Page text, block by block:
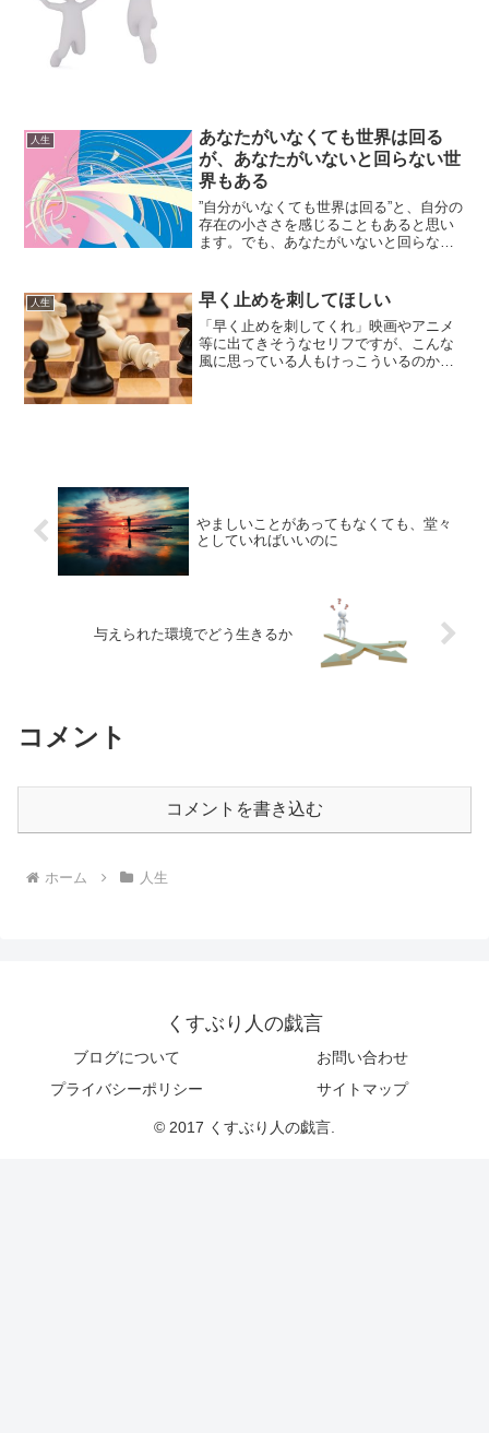
人生
あなたがいなくても世界は回る
が、あなたがいないと回らない世
界もある
”自分がいなくても世界は回る”と、自分の
存在の小ささを感じることもあると思い
ます。でも、あなたがいないと回らない
は回ります。あなたが世界に与える影響
なんて微々たるもの、...
人生 早く止めを刺してほしい
「早く止めを刺してくれ」映画やアニメ
等に出てきそうなセリフですが、こんな
風に思っている人もけっこういるのかな
やましいことがあってもなくても、堂々
としていればいいのに
与えられた環境でどう生きるか
コメント
コメントを書き込む
ホーム 人生
くすぶり人の戯言
ブログについて
お問い合わせ
プライバシーポリシー
サイトマップ
© 2017 くすぶり人の戯言.